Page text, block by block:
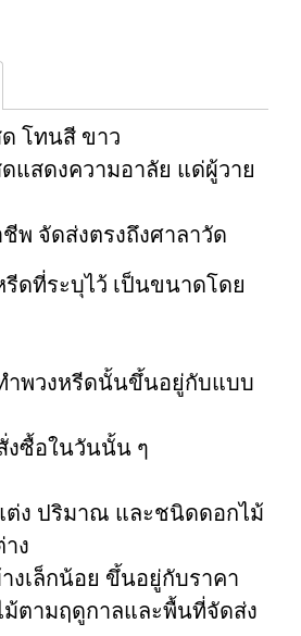
โทนสี ขาว
แสดงความอาลัย แด่ผู้วาย
พ จัดส่งตรงถึงศาลาวัด
ดที่ระบุไว้ เป็นขนาดโดย
ำพวงหรีดนั้นขึ้นอยู่กับแบบ
งซื้อในวันนั้น ๆ
ต่ง ปริมาณ และชนิดดอกไม้
ง
งเล็กน้อย ขึ้นอยู่กับราคา
ตามฤดูกาลและพื้นที่จัดส่ง